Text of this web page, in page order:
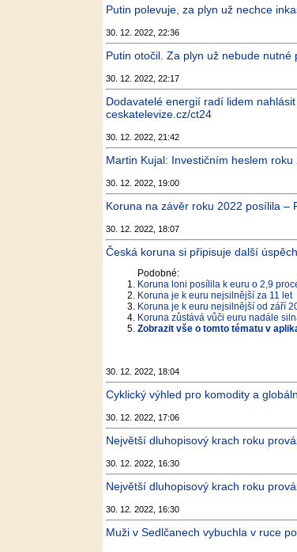
Putin polevuje, za plyn už nechce
30. 12. 2022, 22:36
Putin otočil. Za plyn už nebude
30. 12. 2022, 22:17
Dodavatelé energií radí lidem
ceskatelevize.cz/ct24
30. 12. 2022, 21:42
Martin Kujal: Investičním heslem
30. 12. 2022, 19:00
Koruna na závěr roku 2022 posílila –
30. 12. 2022, 18:07
Česká koruna si připisuje další
Podobné:
Koruna loni posílila k euru o 2,9
Koruna je k euru nejsilnější za 11 let
Koruna je k euru nejsilnější od září
Koruna zůstává vůči euru nadále
Zobrazit vše o tomto tématu v
30. 12. 2022, 18:04
Cyklický výhled pro komodity a
30. 12. 2022, 17:06
Největší dluhopisový krach roku
30. 12. 2022, 16:30
Největší dluhopisový krach roku
30. 12. 2022, 16:30
Muži v Sedlčanech vybuchla v ruce